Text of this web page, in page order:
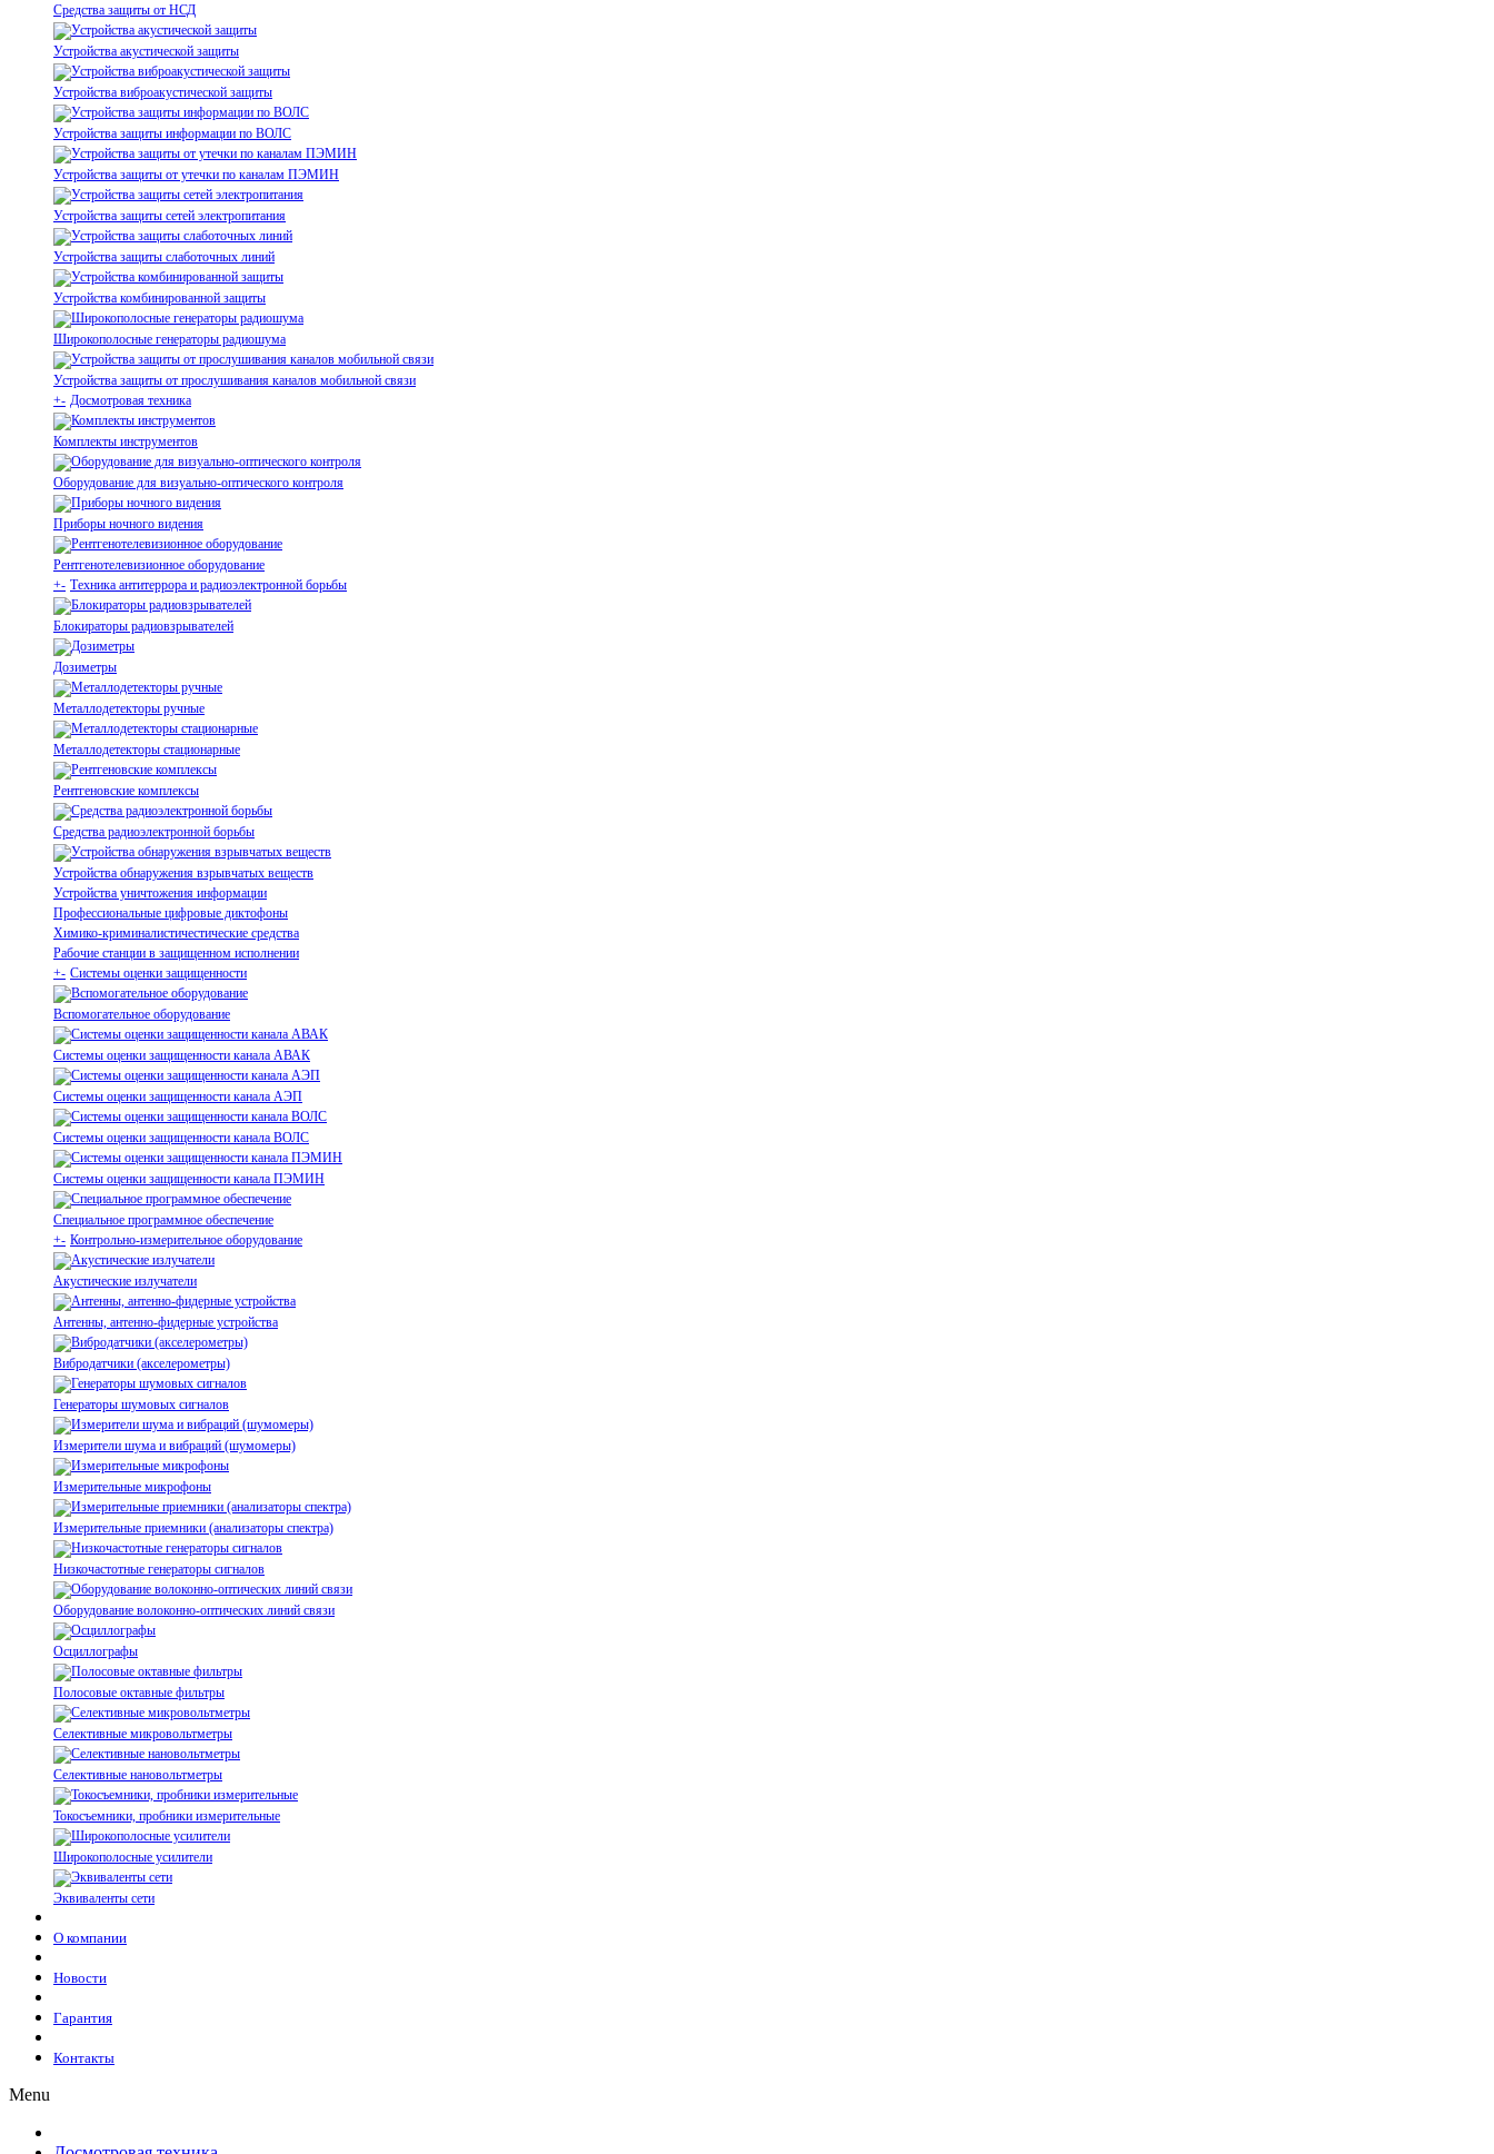
Средства защиты от НСД
Устройства акустической защиты
Устройства виброакустической защиты
Устройства защиты информации по ВОЛС
Устройства защиты от утечки по каналам ПЭМИН
Устройства защиты сетей электропитания
Устройства защиты слаботочных линий
Устройства комбинированной защиты
Широкополосные генераторы радиошума
Устройства защиты от прослушивания каналов мобильной связи
+- Досмотровая техника
Комплекты инструментов
Оборудование для визуально-оптического контроля
Приборы ночного видения
Рентгенотелевизионное оборудование
+- Техника антитеррора и радиоэлектронной борьбы
Блокираторы радиовзрывателей
Дозиметры
Металлодетекторы ручные
Металлодетекторы стационарные
Рентгеновские комплексы
Средства радиоэлектронной борьбы
Устройства обнаружения взрывчатых веществ
Устройства уничтожения информации
Профессиональные цифровые диктофоны
Химико-криминалистичестические средства
Рабочие станции в защищенном исполнении
+- Системы оценки защищенности
Вспомогательное оборудование
Системы оценки защищенности канала АВАК
Системы оценки защищенности канала АЭП
Системы оценки защищенности канала ВОЛС
Системы оценки защищенности канала ПЭМИН
Специальное программное обеспечение
+- Контрольно-измерительное оборудование
Акустические излучатели
Антенны, антенно-фидерные устройства
Вибродатчики (акселерометры)
Генераторы шумовых сигналов
Измерители шума и вибраций (шумомеры)
Измерительные микрофоны
Измерительные приемники (анализаторы спектра)
Низкочастотные генераторы сигналов
Оборудование волоконно-оптических линий связи
Осциллографы
Полосовые октавные фильтры
Селективные микровольтметры
Селективные нановольтметры
Токосъемники, пробники измерительные
Широкополосные усилители
Эквиваленты сети
О компании
Новости
Гарантия
Контакты
Menu